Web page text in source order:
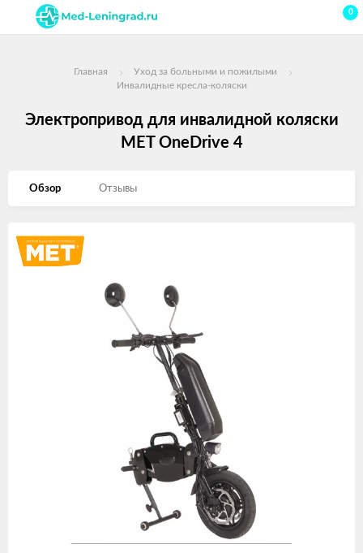
0
Главная
Уход за больными и пожилыми
Инвалидные кресла-коляски
Электропривод для инвалидной коляски
MET OneDrive 4
Обзор Отзывы
Изображения